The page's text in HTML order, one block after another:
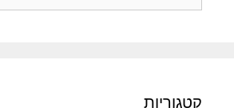
קטגוריות